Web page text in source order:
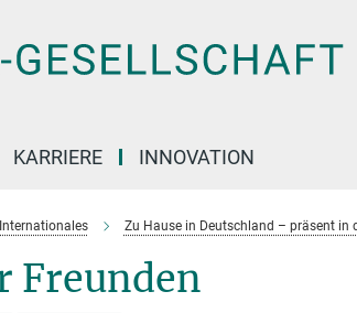
KARRIERE INNOVATION
Internationales Zu Hause in Deutschland – präsent in
Freunden